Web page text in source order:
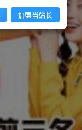
加盟当站长